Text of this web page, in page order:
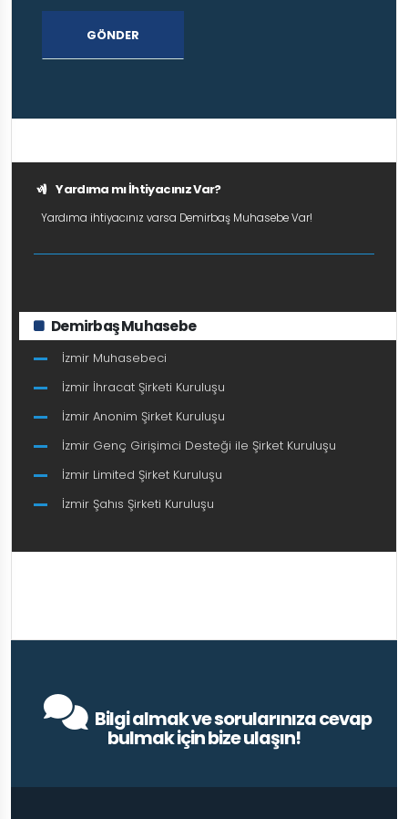
GÖNDER
Yardıma mı İhtiyacınız Var?
Yardıma ihtiyacınız varsa Demirbaş Muhasebe Var!
Demirbaş Muhasebe
İzmir Muhasebeci
İzmir İhracat Şirketi Kuruluşu
İzmir Anonim Şirket Kuruluşu
İzmir Genç Girişimci Desteği ile Şirket Kuruluşu
İzmir Limited Şirket Kuruluşu
İzmir Şahıs Şirketi Kuruluşu
Bilgi almak ve sorularınıza cevap
bulmak için bize ulaşın!